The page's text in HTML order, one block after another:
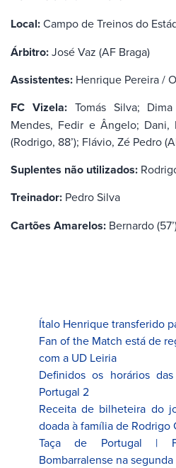
Local:Campo de Treinos do
Árbitro:José Vaz (AF Braga)
Assistentes: Henrique Pereira /
FC Vizela:Tomás Silva; Dima
Mendes, Fedir e Ângelo; Dani,
(Rodrigo, 88’); Flávio, Zé Pedro
Suplentes não utilizados:
Treinador: Pedro Silva
Cartões Amarelos: Bernardo
Ítalo Henrique transferido
Fan of the Match está de
com a UD Leiria
Definidos os horários
Portugal 2
Receita de bilheteira do
doada à família de Rodrigo
Taça de Portugal |
Bombarralense na